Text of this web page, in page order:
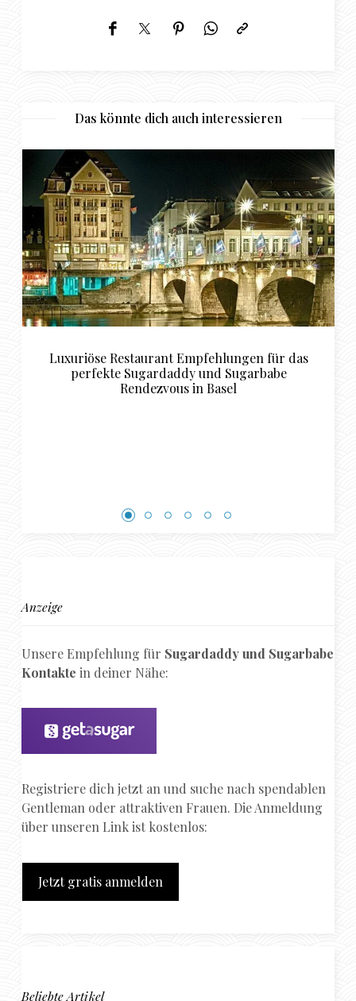
Das könnte dich auch interessieren
Empfehlungen für das
und Sugarbabe
Anzeige
Unsere Empfehlung für Sugardaddy und Sugarbabe
Kontakte in deiner Nähe:
Registriere dich jetzt an und suche nach spendablen
Gentleman oder attraktiven Frauen. Die Anmeldung
über unseren Link ist kostenlos:
Jetzt gratis anmelden
Beliebte Artikel